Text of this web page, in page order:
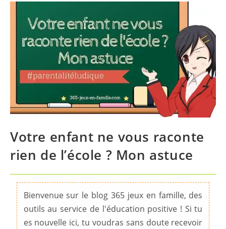
Votre enfant ne vous raconte
rien de l’école ? Mon astuce
Bienvenue sur le blog 365 jeux en famille, des
outils au service de l'éducation positive ! Si tu
es nouvelle ici, tu voudras sans doute recevoir